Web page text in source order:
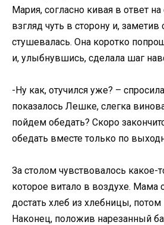
Мария, согласно кивая в ответ
взгляд чуть в сторону и,
стушевалась. Она коротко
и, улыбнувшись, сделала шаг
-Ну как, отучился уже? –
показалось Лешке, слегка
пойдем обедать? Скоро
обедать вместе только по
За столом чувствовалось какое-
которое витало в воздухе. Мама
достать хлеб из хлебницы, потом
Наконец, положив нарезанный